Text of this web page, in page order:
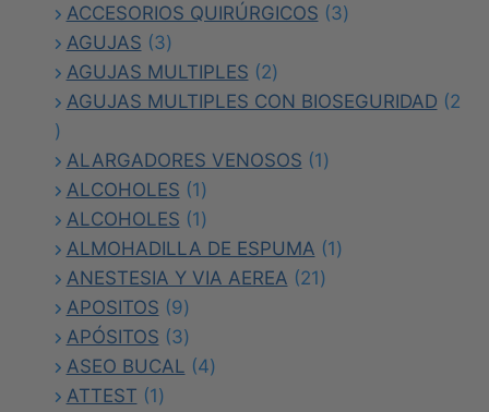
en
página
de
ACCESORIOS QUIRÚRGICOS 33
AGUJAS 33
productos
AGUJAS MULTIPLES 22
productos
AGUJAS MULTIPLES CON BIOSEGURIDAD
2
2
productos
ALARGADORES VENOSOS 11
ALCOHOLES 11
producto
ALCOHOLES 11
producto
ALMOHADILLA DE ESPUMA 11
ANESTESIA Y VIA AEREA 2121
APOSITOS 99
productos
APÓSITOS 33
productos
ASEO BUCAL 44
ATTEST 11